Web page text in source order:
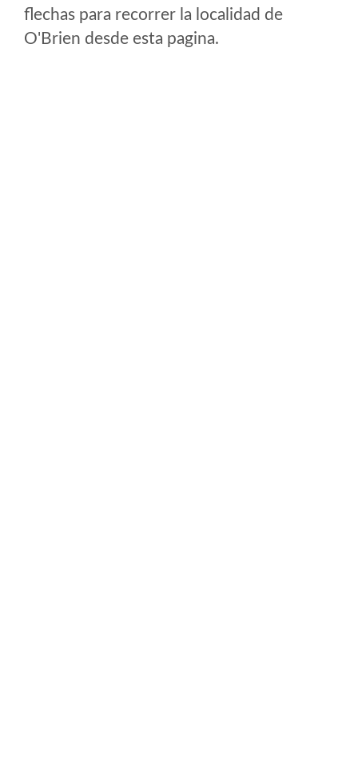
flechas para recorrer la localidad de
O'Brien desde esta pagina.